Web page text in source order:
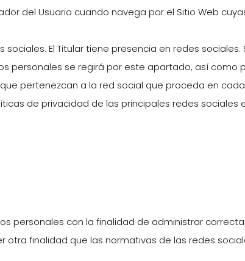
del Usuario cuando navega por el Sitio Web
sociales. El Titular tiene presencia en redes
personales se regirá por este apartado, así como
pertenezcan a la red social que proceda en
de privacidad de las principales redes sociales
personales con la finalidad de administrar
otra finalidad que las normativas de las redes